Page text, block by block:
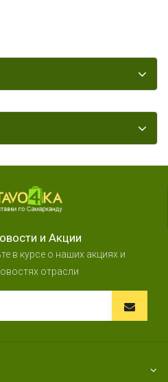
и Акции
в курсе о наших акциях и
отрасли